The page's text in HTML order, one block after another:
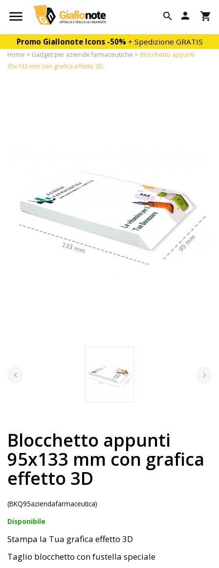
 shopping_cart
person

Promo Giallonote Icons -50% + Spedizione GRATIS
Home Gadget per aziende farmaceutiche
Blocchetto appunti
95x133 mm con grafica effetto 3D
Blocchetto appunti
95x133 mm con grafica
effetto 3D
(BKQ95aziendafarmaceutica)
Disponibile
Stampa la Tua grafica effetto 3D
Taglio blocchetto con fustella speciale